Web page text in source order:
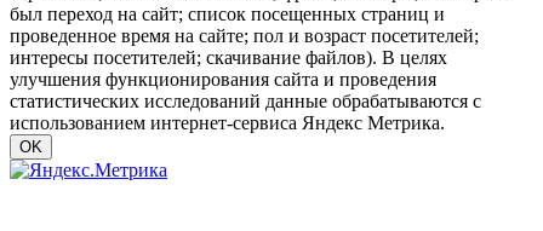
был переход на сайт; список посещенных страниц и
проведенное время на сайте; пол и возраст посетителей;
интересы посетителей; скачивание файлов). В целях
улучшения функционирования сайта и проведения
статистических исследований данные обрабатываются с
использованием интернет-сервиса Яндекс Метрика.
OK